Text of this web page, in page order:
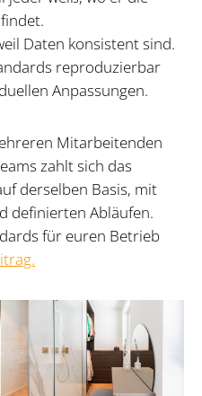
Daten konsistent sind.
reproduzierbar
Anpassungen.
Mitarbeitenden
zahlt sich das
derselben Basis, mit
definierten Abläufen.
für euren Betrieb